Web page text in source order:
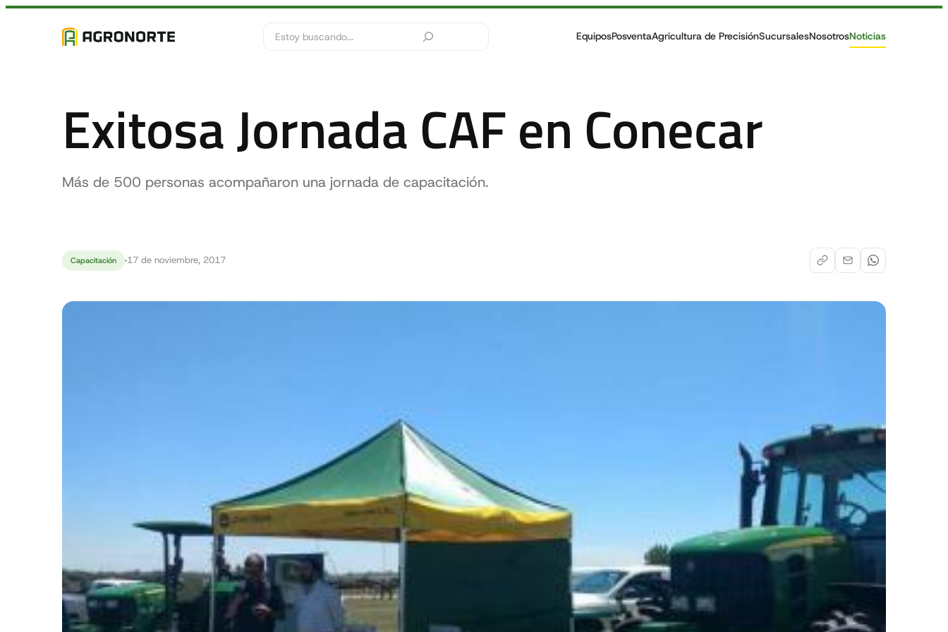
Buscar
EquiposPosventaAgricultura de PrecisiónSucursalesNosotrosNoticias
Exitosa Jornada CAF en Conecar
Más de 500 personas acompañaron una jornada de capacitación.
Capacitación 17 de noviembre, 2017